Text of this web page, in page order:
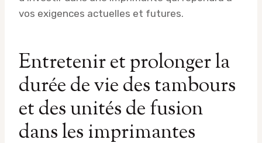
vos exigences actuelles et futures.
Entretenir et prolonger la
durée de vie des tambours
et des unités de fusion
dans les imprimantes